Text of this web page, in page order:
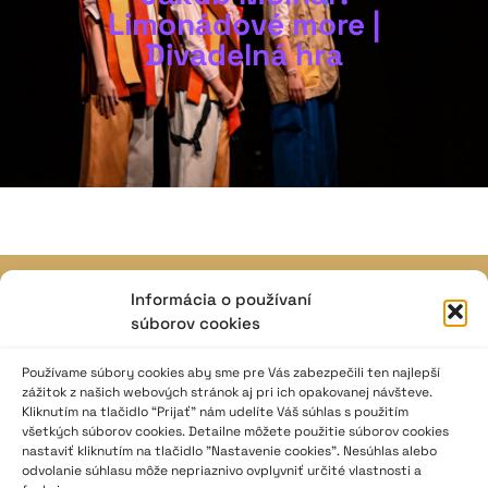
Informácia o používaní
súborov cookies
Používame súbory cookies aby sme pre Vás zabezpečili ten najlepší
zážitok z našich webových stránok aj pri ich opakovanej návšteve.
Kliknutím na tlačidlo “Prijať” nám udelíte Váš súhlas s použitím
všetkých súborov cookies. Detailne môžete použitie súborov cookies
nastaviť kliknutím na tlačidlo "Nastavenie cookies". Nesúhlas alebo
odvolanie súhlasu môže nepriaznivo ovplyvniť určité vlastnosti a
Limonádové more |
Divadelná hra
e-mail: javisko.noc@nocka.sk
Nám. SNP č. 12, 812 34 Bratislava 1
Slovenská republika